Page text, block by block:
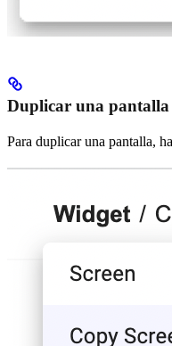
Duplicar una pantalla
Para duplicar una pantalla,